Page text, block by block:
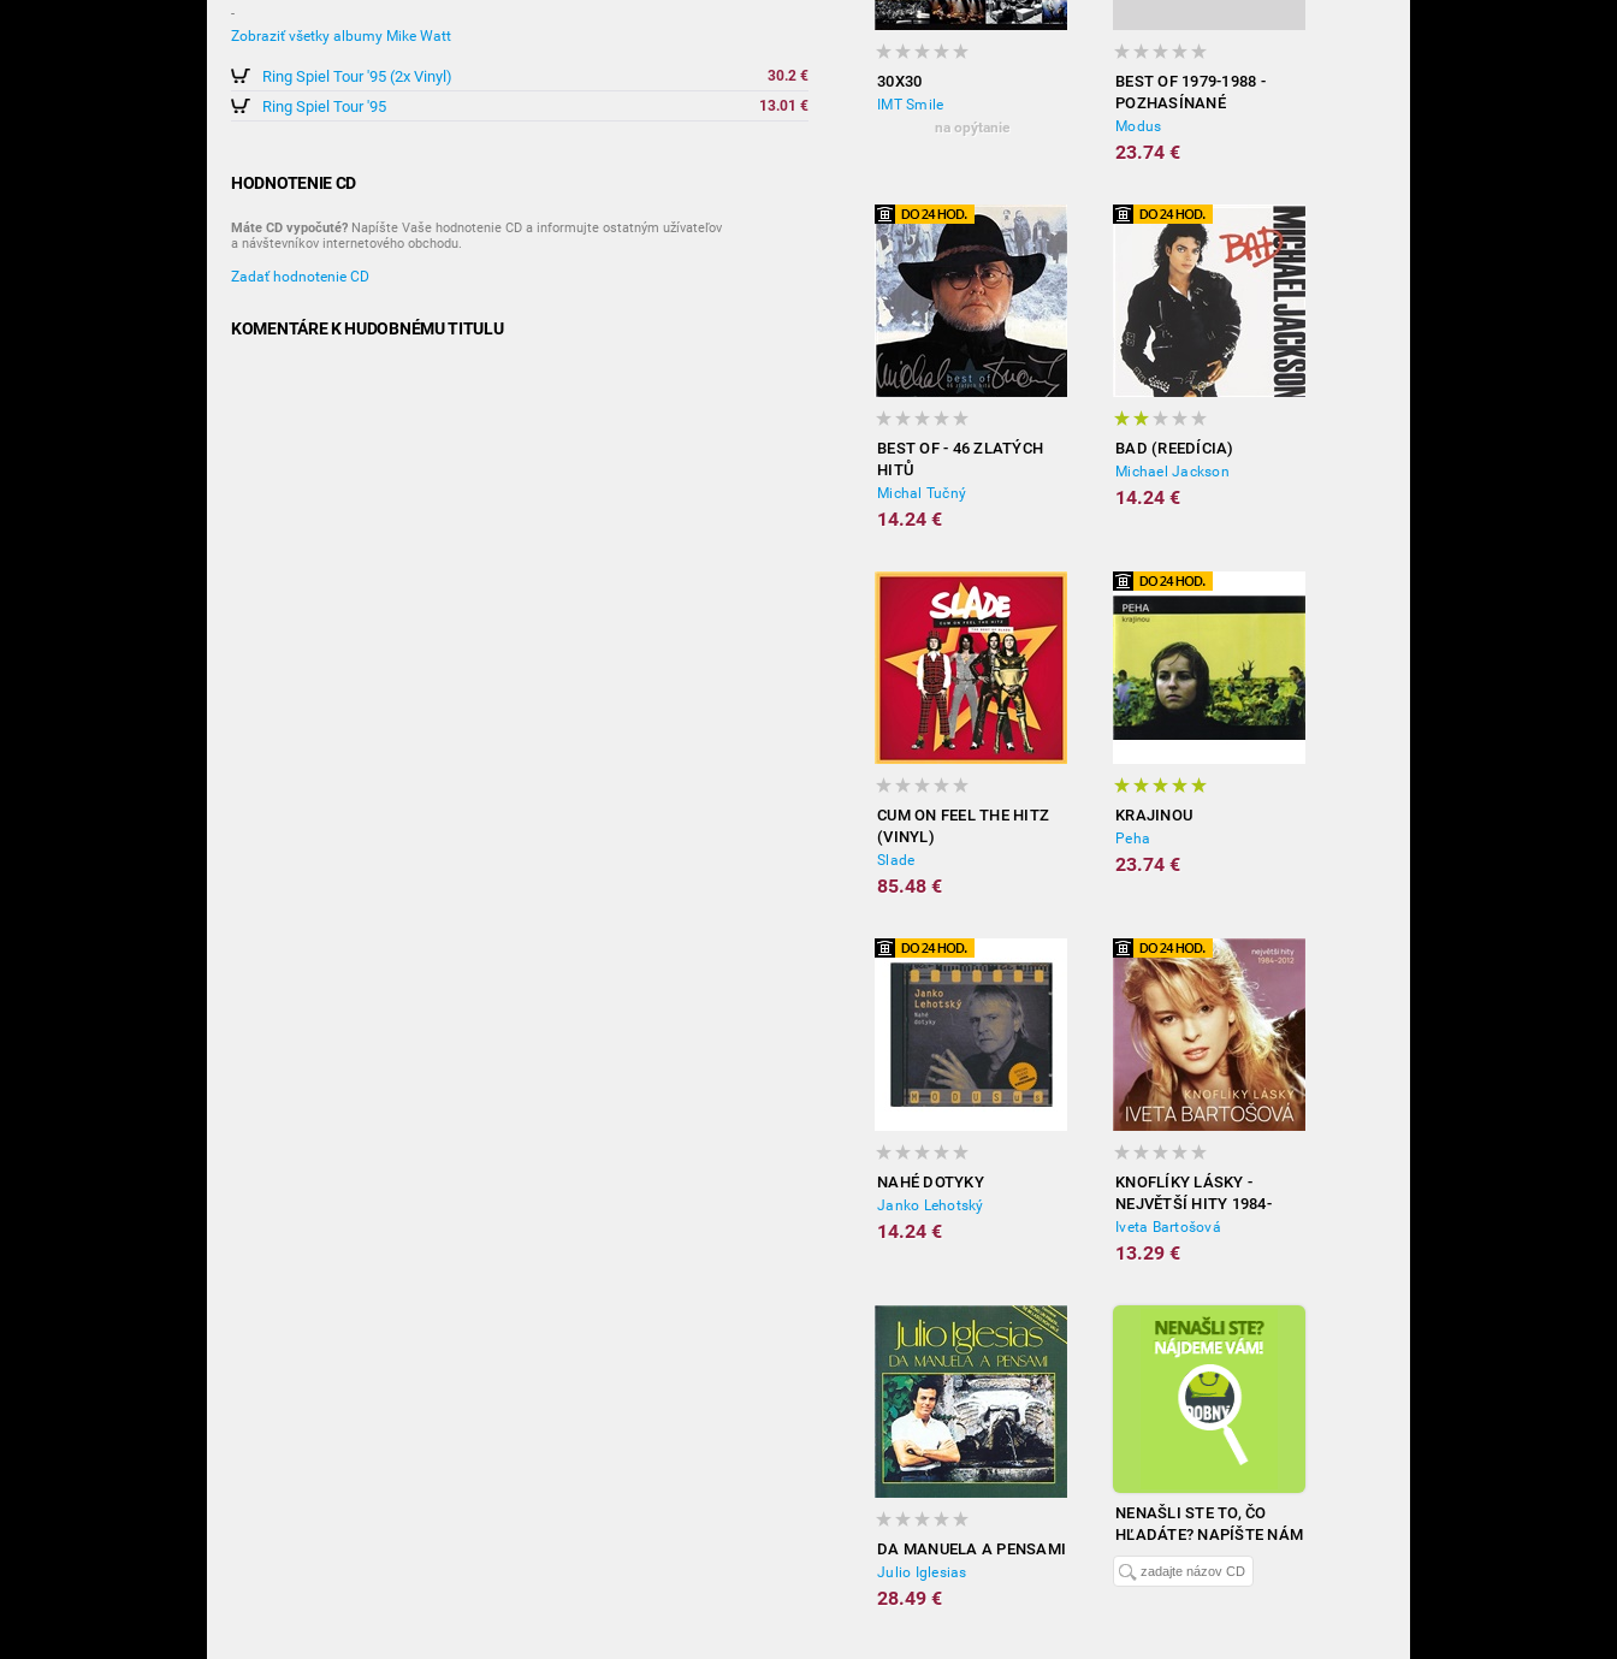
-
Zobraziť všetky albumy Mike Watt
Ring Spiel Tour '95 (2x Vinyl) 30.2 €
Ring Spiel Tour '95 13.01 €
HODNOTENIE CD
Máte CD vypočuté? Napíšte Vaše hodnotenie CD a informujte ostatným užívateľov
a návštevníkov internetového obchodu.
Zadať hodnotenie CD
KOMENTÁRE K HUDOBNÉMU TITULU
30X30
IMT Smile
na opýtanie
BEST OF 1979-1988 -
POZHASÍNANÉ
Modus
23.74 €
BEST OF - 46 ZLATÝCH
HITŮ
Michal Tučný
14.24 €
BAD (REEDÍCIA)
Michael Jackson
14.24 €
CUM ON FEEL THE HITZ
(VINYL)
Slade
85.48 €
KRAJINOU
Peha
23.74 €
NAHÉ DOTYKY
Janko Lehotský
14.24 €
KNOFLÍKY LÁSKY -
NEJVĚTŠÍ HITY 1984-
2012
Iveta Bartošová
13.29 €
DA MANUELA A PENSAMI
Julio Iglesias
28.49 €
NENAŠLI STE TO, ČO
HĽADÁTE? NAPÍŠTE NÁM